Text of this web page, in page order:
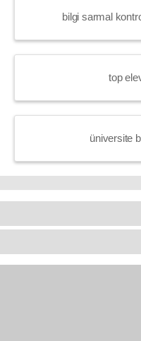
bilgi sarmal
top
üniversite